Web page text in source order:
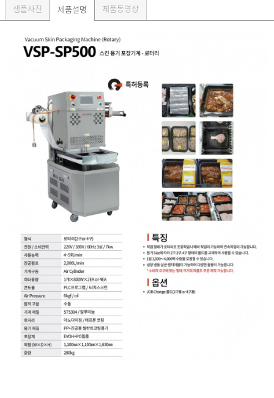
샘플사진 제품설명 제품동영상